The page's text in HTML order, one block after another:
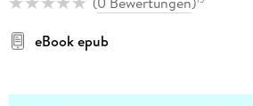
eBook epub